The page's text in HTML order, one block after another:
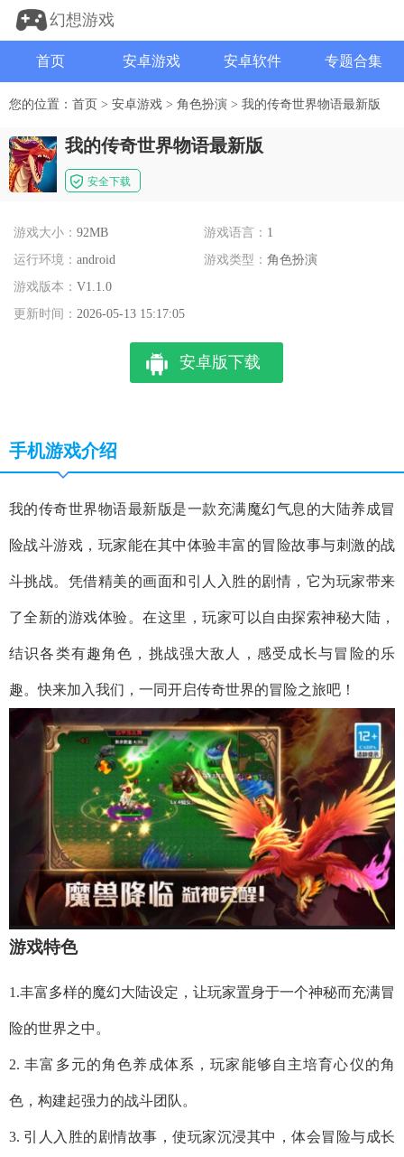
幻想游戏
首页 安卓游戏 安卓软件 专题合集
您的位置： 首页 > 安卓游戏 > 角色扮演 > 我的传奇世界物语最新版
我的传奇世界物语最新版
安全下载
游戏大小： 92MB 游戏语言： 1
运行环境： android 游戏类型：角色扮演
游戏版本： V1.1.0
更新时间： 2026-05-13 15:17:05
安卓版下载
手机游戏介绍
我的传奇世界物语最新版是一款充满魔幻气息的大陆养成冒
险战斗游戏，玩家能在其中体验丰富的冒险故事与刺激的战
斗挑战。凭借精美的画面和引人入胜的剧情，它为玩家带来
了全新的游戏体验。在这里，玩家可以自由探索神秘大陆，
结识各类有趣角色，挑战强大敌人，感受成长与冒险的乐
趣。快来加入我们，一同开启传奇世界的冒险之旅吧！
游戏特色
1.丰富多样的魔幻大陆设定，让玩家置身于一个神秘而充满冒
险的世界之中。
2. 丰富多元的角色养成体系，玩家能够自主培育心仪的角
色，构建起强力的战斗团队。
3. 引人入胜的剧情故事，使玩家沉浸其中，体会冒险与成长